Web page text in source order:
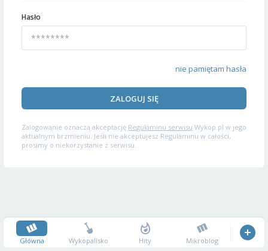
Hasło
nie pamiętam hasła
ZALOGUJ SIĘ
Zalogowanie oznacza akceptację Regulaminu serwisu Wykop.pl w jego
aktualnym brzmieniu. Jeśli nie akceptujesz Regulaminu w całości,
prosimy o niekorzystanie z serwisu.
Główna Wykopalisko Hity Mikroblog